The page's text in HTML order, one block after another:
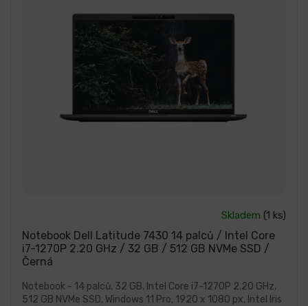
Notebook Dell Latitude 7430 14 palců / Intel Core
i7-1270P 2.20 GHz / 32 GB / 512 GB NVMe SSD /
Černá
produktu
je
5,0
z
hvězdiček.
Skladem (1 ks)
Notebook - 14 palců, 32 GB, Intel Core i7-1270P 2.20 GHz,
512 GB NVMe SSD, Windows 11 Pro, 1920 x 1080 px, Intel Iris